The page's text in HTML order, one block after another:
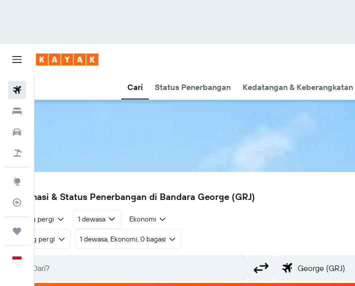
Cari Status Penerbangan Kedatangan & Keberangkatan
Pantau Pesawat
GRJ
Informasi & Status Penerbangan di Bandara George (GRJ)
Pulang pergi 1 dewasa Ekonomi
Pulang pergi 1 dewasa, Ekonomi, 0 bagasi